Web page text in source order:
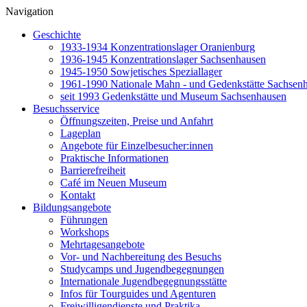
Navigation
Geschichte
1933-1934 Konzentrationslager Oranienburg
1936-1945 Konzentrationslager Sachsenhausen
1945-1950 Sowjetisches Speziallager
1961-1990 Nationale Mahn - und Gedenkstätte
seit 1993 Gedenkstätte und Museum Sachsenhausen
Besuchsservice
Öffnungszeiten, Preise und Anfahrt
Lageplan
Angebote für Einzelbesucher:innen
Praktische Informationen
Barrierefreiheit
Café im Neuen Museum
Kontakt
Bildungsangebote
Führungen
Workshops
Mehrtagesangebote
Vor- und Nachbereitung des Besuchs
Studycamps und Jugendbegegnungen
Internationale Jugendbegegnungsstätte
Infos für Tourguides und Agenturen